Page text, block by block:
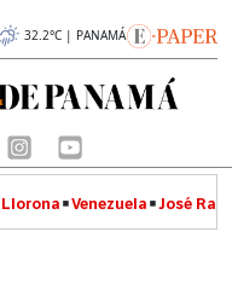
32.2°C | PANAMÁ
Venezuela José